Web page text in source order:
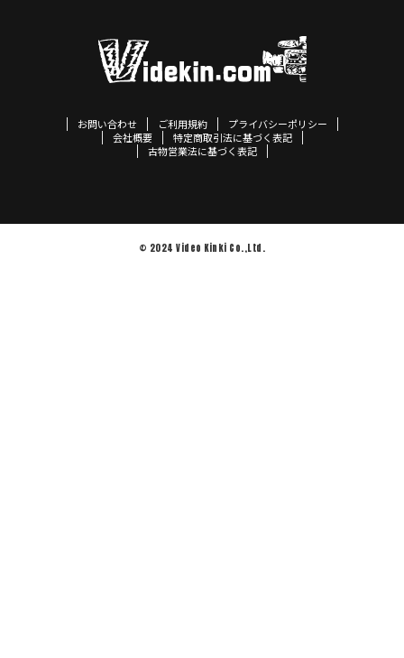
お問い合わせ ご利用規約
プライバシーポリシー
会社概要
特定商取引法に基づく表記
古物営業法に基づく表記
© 2024 Video Kinki Co.,Ltd.